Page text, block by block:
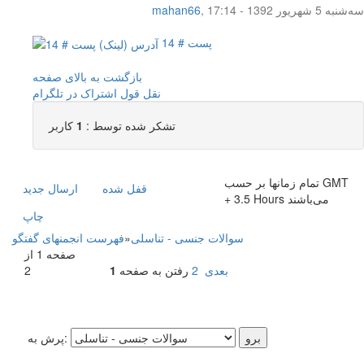
mahan66,
سه‌شنبه 5 شهریور 1392 - 17:14
پست # 14
بازگشت به بالای صفحه
نقل قول اشتراک در تلگرام
تشکر شده توسط : 1 کاربر
ارسال جديد
قفل شده
چاپ
تمام زمانها بر حسب GMT
+ 3.5 Hours می‌باشند
فهرست انجمنهای گفتگو»سوالات جنسی - تناسلی
صفحه 1 از
2
رفتن به صفحه 1 2 بعدی
پرش به: